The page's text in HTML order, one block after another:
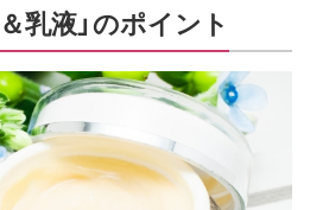
乳液」のポイント